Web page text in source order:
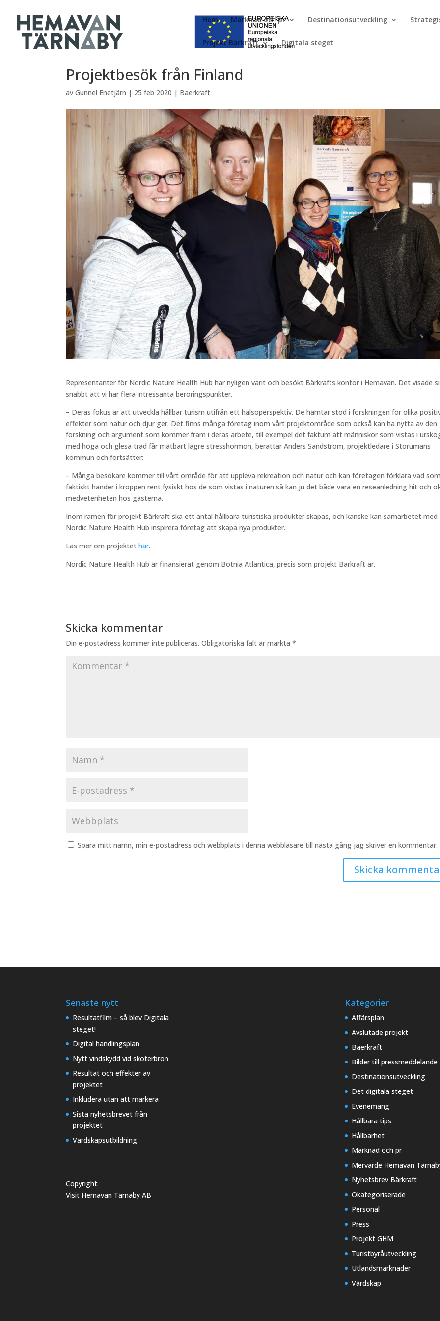
Hem Marknad och pr Destinationsutveckling
Projekt Bärkraft Digitala steget
Projektbesök från Finland
avGunnel Enetjärn | 25 feb 2020 | Baerkraft
Representanter för Nordic Nature Health Hub har nyligen varit och besökt Bärkrafts kontor i Hemavan. Det visade
snabbt att vi har flera intressanta beröringspunkter.
– Deras fokus är att utveckla hållbar turism utifrån ett hälsoperspektiv. De hämtar stöd i forskningen för olika
effekter som natur och djur ger. Det finns många företag inom vårt projektområde som också kan ha nytta av den
forskning och argument som kommer fram i deras arbete, till exempel det faktum att människor som vistas i
med höga och glesa träd får mätbart lägre stresshormon, berättar Anders Sandström, projektledare i Storumans
kommun och fortsätter:
– Många besökare kommer till vårt område för att uppleva rekreation och natur och kan företagen förklara vad
faktiskt händer i kroppen rent fysiskt hos de som vistas i naturen så kan ju det både vara en reseanledning hit och
medvetenheten hos gästerna.
Inom ramen för projekt Bärkraft ska ett antal hållbara turistiska produkter skapas, och kanske kan samarbetet med
Nordic Nature Health Hub inspirera företag att skapa nya produkter.
Läs mer om projektethär.
Nordic Nature Health Hub är finansierat genom Botnia Atlantica, precis som projekt Bärkraft är.
Skicka kommentar
Din e-postadress kommer inte publiceras. Obligatoriska fält är märkta*
Spara mitt namn, min e-postadress och webbplats i denna webbläsare till nästa gång jag skriver en kommentar.
Senaste nytt
Resultatfilm – så blev Digitala
steget!
Digital handlingsplan
Nytt vindskydd vid skoterbron
Resultat och effekter av
projektet
Inkludera utan att markera
Sista nyhetsbrevet från
projektet
Värdskapsutbildning
Copyright:
Visit Hemavan Tärnaby AB
Kategorier
Affärsplan
Avslutade projekt
Baerkraft
Bilder till pressmeddelande
Destinationsutveckling
Det digitala steget
Evenemang
Hållbara tips
Hållbarhet
Marknad och pr
Mervärde Hemavan
Nyhetsbrev Bärkraft
Okategoriserade
Personal
Press
Projekt GHM
Turistbyråutveckling
Utlandsmarknader
Värdskap